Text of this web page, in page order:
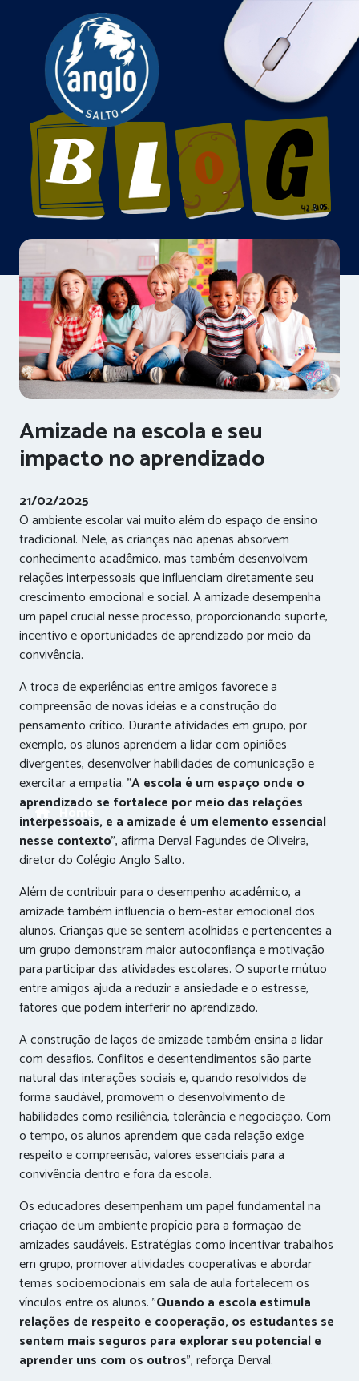
Home
Amizade na escola e seu
impacto no aprendizado
21/02/2025
O ambiente escolar vai muito além do espaço de ensino
tradicional. Nele, as crianças não apenas absorvem
conhecimento acadêmico, mas também desenvolvem
relações interpessoais que influenciam diretamente seu
crescimento emocional e social. A amizade desempenha
um papel crucial nesse processo, proporcionando suporte,
incentivo e oportunidades de aprendizado por meio da
convivência.
A troca de experiências entre amigos favorece a
compreensão de novas ideias e a construção do
pensamento crítico. Durante atividades em grupo, por
exemplo, os alunos aprendem a lidar com opiniões
divergentes, desenvolver habilidades de comunicação e
exercitar a empatia. "A escola é um espaço onde o
aprendizado se fortalece por meio das relações
interpessoais, e a amizade é um elemento essencial
nesse contexto", afirma Derval Fagundes de Oliveira,
diretor do Colégio Anglo Salto.
Além de contribuir para o desempenho acadêmico, a
amizade também influencia o bem-estar emocional dos
alunos. Crianças que se sentem acolhidas e pertencentes a
um grupo demonstram maior autoconfiança e motivação
para participar das atividades escolares. O suporte mútuo
entre amigos ajuda a reduzir a ansiedade e o estresse,
fatores que podem interferir no aprendizado.
A construção de laços de amizade também ensina a lidar
com desafios. Conflitos e desentendimentos são parte
natural das interações sociais e, quando resolvidos de
forma saudável, promovem o desenvolvimento de
habilidades como resiliência, tolerância e negociação. Com
o tempo, os alunos aprendem que cada relação exige
respeito e compreensão, valores essenciais para a
convivência dentro e fora da escola.
Os educadores desempenham um papel fundamental na
criação de um ambiente propício para a formação de
amizades saudáveis. Estratégias como incentivar trabalhos
em grupo, promover atividades cooperativas e abordar
temas socioemocionais em sala de aula fortalecem os
vínculos entre os alunos. "Quando a escola estimula
relações de respeito e cooperação, os estudantes se
sentem mais seguros para explorar seu potencial e
aprender uns com os outros", reforça Derval.